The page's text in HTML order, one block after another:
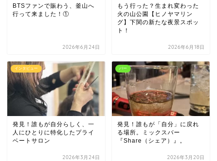
BTSファンで賑わう、釜山へ
行って来ました！①
2026年6月24日
もう行った？生まれ変わった
火の山公園【ヒノヤマリン
グ】下関の新たな夜景スポッ
ト！
2026年6月18日
インタビュー
発見！誰もが自分らしく、一
人にひとりに特化したプライ
ベートサロン
2026年3月24日
バー
発見！誰もが「自分」に戻れ
る場所。ミックスバー
『Share（シェア）』。
2026年3月20日